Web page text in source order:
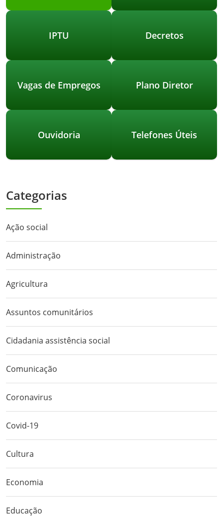
IPTU Decretos
Vagas de Empregos Plano Diretor
Ouvidoria Telefones Úteis
Categorias
Ação social
Administração
Agricultura
Assuntos comunitários
Cidadania assistência social
Comunicação
Coronavirus
Covid-19
Cultura
Economia
Educação